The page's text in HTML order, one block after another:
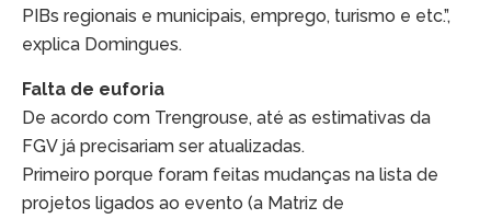
PIBs regionais e municipais, emprego, turismo e etc.”,
explica Domingues.
Falta de euforia
De acordo com Trengrouse, até as estimativas da
FGV já precisariam ser atualizadas.
Primeiro porque foram feitas mudanças na lista de
projetos ligados ao evento (a Matriz de